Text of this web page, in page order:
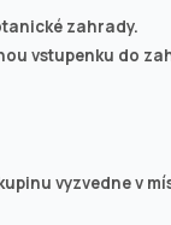
zahrady.
vstupenku do
vyzvedne v